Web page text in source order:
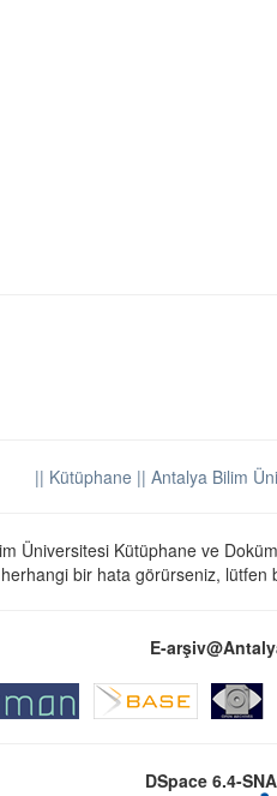
|| Kütüphane || Antalya Bilim
Üniversitesi Kütüphane ve
bir hata görürseniz, lütfen
E-
DSpace 6.4-